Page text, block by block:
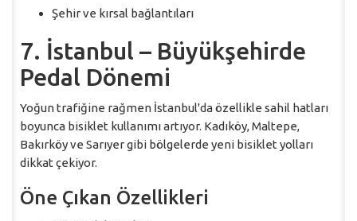
Şehir ve kırsal bağlantıları
7. İstanbul – Büyükşehirde
Pedal Dönemi
Yoğun trafiğine rağmen İstanbul'da özellikle sahil hatları
boyunca bisiklet kullanımı artıyor. Kadıköy, Maltepe,
Bakırköy ve Sarıyer gibi bölgelerde yeni bisiklet yolları
dikkat çekiyor.
Öne Çıkan Özellikleri